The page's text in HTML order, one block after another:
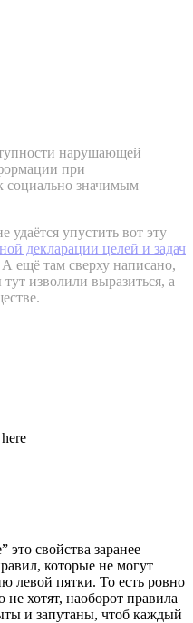
нарушающей
при
социально значимым
упустить вот эту
декларации целей и задач
ещё там сверху написано,
изволили выразиться, а
это свойства заранее
которые не могут
левой пятки. То есть ровно
не хотят, наоборот правила
и запутаны, чтоб каждый